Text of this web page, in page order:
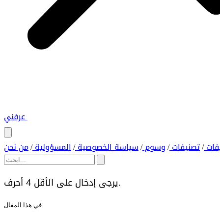
عرفني
/ تصنيفات/ وسوم/ سياسة الخصوصية/ المسؤولية/ من نحن
يرجى إدخال على الأقل 4 أحرف.
في هذا المقال